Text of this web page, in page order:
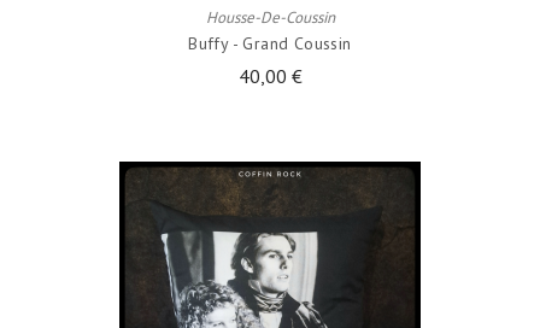
Housse-De-Coussin
Buffy - Grand Coussin
40,00 €